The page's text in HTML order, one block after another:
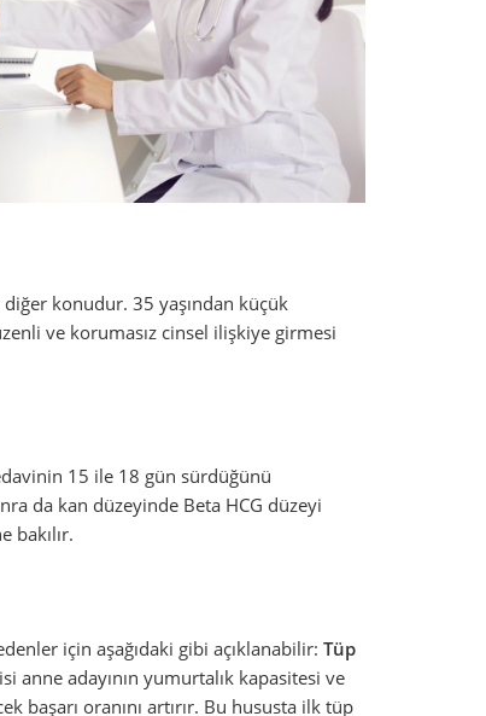
konudur. 35 yaşından küçük
ve korumasız cinsel ilişkiye girmesi
15 ile 18 gün sürdüğünü
da kan düzeyinde Beta HCG düzeyi
bakılır.
için aşağıdaki gibi açıklanabilir: Tüp
anne adayının yumurtalık kapasitesi ve
başarı oranını artırır. Bu hususta ilk tüp